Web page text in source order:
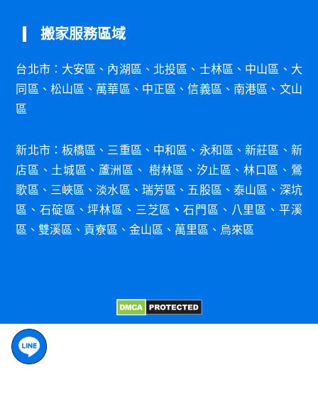
搬家服務區域
台北市： 大安區 、 內湖區 、 北投區 、 士林區 、 中山區 、 大
同區 、 松山區 、 萬華區 、 中正區 、信義區 、 南港區 、 文山
區
新北市： 板橋區 、 三重區 、 中和區 、 永和區 、新莊區 、 新
店區 、 土城區 、 蘆洲區 、樹林區 、 汐 止區 、林口 區 、 鶯
歌區 、 三峽區 、淡水區 、 瑞芳區 、 五股區 、 泰山區 、 深坑
區 、石碇區 、坪林區 、 三芝區 、石門 區 、 八里區 、 平溪
區 、雙溪區 、 貢寮區 、金山區 、 萬里區 、 烏來區